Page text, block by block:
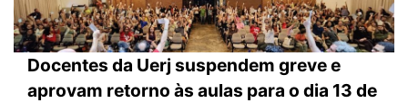
Docentes da Uerj suspendem greve e
aprovam retorno às aulas para o dia 13 de